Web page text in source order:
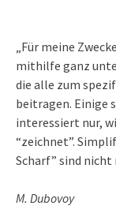
„Für meine
mithilfe ganz
die alle zum
beitragen. Einige
interessiert nur,
“zeichnet”.
Scharf” sind nicht
M. Dubovoy